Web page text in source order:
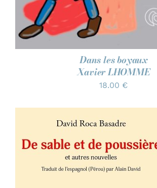
Dans les boyaux
Xavier LHOMME
18.00 €